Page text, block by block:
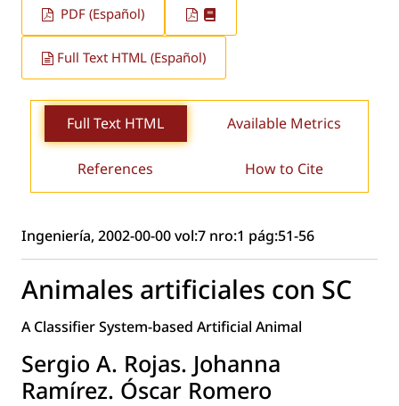
PDF (Español)
Full Text HTML (Español)
Full Text HTML Available Metrics
References How to Cite
Ingeniería, 2002-00-00 vol:7 nro:1 pág:51-56
Animales artificiales con SC
A Classifier System-based Artificial Animal
Sergio A. Rojas. Johanna
Ramírez. Óscar Romero